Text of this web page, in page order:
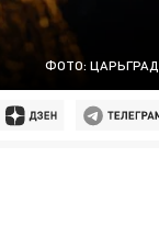
ФОТО: ЦАРЬГРАД